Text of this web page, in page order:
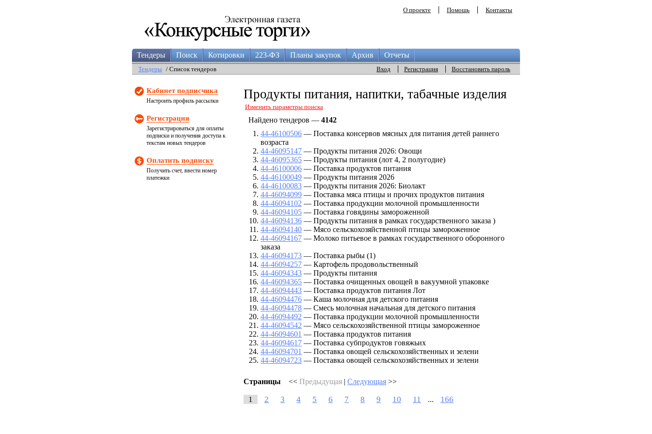
О проекте Помощь Контакты
Тендеры Поиск Котировки 223-ФЗ Планы закупок Архив Отчеты
Вход Регистрация Восстановить пароль
Тендеры / Список тендеров
Кабинет подписчика
Настроить профиль рассылки
Регистрация
Зарегистрироваться для оплаты
подписки и получения доступа к
текстам новых тендеров
Оплатить подписку
Получить счет, ввести номер
платежки
Продукты питания, напитки, табачные изделия
Изменить параметры поиска
Найдено тендеров — 4142
44-46100506 — Поставка консервов мясных для питания детей раннего
возраста
44-46095147 — Продукты питания 2026: Овощи
44-46095365 — Продукты питания (лот 4, 2 полугодие)
44-46100006 — Поставка продуктов питания
44-46100049 — Продукты питания 2026
44-46100083 — Продукты питания 2026: Биолакт
44-46094099 — Поставка мяса птицы и прочих продуктов питания
44-46094102 — Поставка продукции молочной промышленности
44-46094105 — Поставка говядины замороженной
44-46094136 — Продукты питания в рамках государственного заказа )
44-46094140 — Мясо сельскохозяйственной птицы замороженное
44-46094167 — Молоко питьевое в рамках государственного оборонного
заказа
44-46094173 — Поставка рыбы (1)
44-46094257 — Картофель продовольственный
44-46094343 — Продукты питания
44-46094365 — Поставка очищенных овощей в вакуумной упаковке
44-46094443 — Поставка продуктов питания Лот
44-46094476 — Каша молочная для детского питания
44-46094478 — Смесь молочная начальная для детского питания
44-46094492 — Поставка продукции молочной промышленности
44-46094542 — Мясо сельскохозяйственной птицы замороженное
44-46094601 — Поставка продуктов питания
44-46094617 — Поставка субпродуктов говяжьих
44-46094701 — Поставка овощей сельскохозяйственных и зелени
44-46094723 — Поставка овощей сельскохозяйственных и зелени
Страницы << Предыдущая | Следующая >>
1 2 3 4 5 6 7 8 9 10 11 ... 166